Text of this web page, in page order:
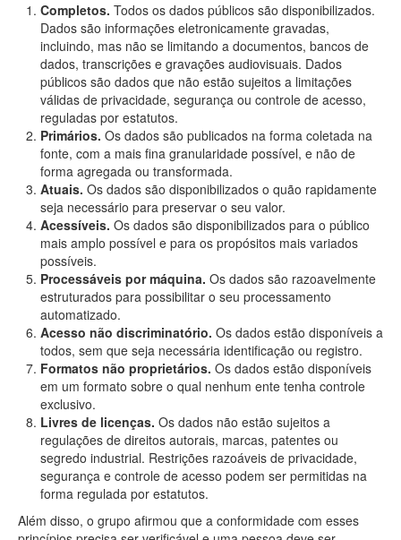
Completos. Todos os dados públicos são disponibilizados.
Dados são informações eletronicamente gravadas,
incluindo, mas não se limitando a documentos, bancos de
dados, transcrições e gravações audiovisuais. Dados
públicos são dados que não estão sujeitos a limitações
válidas de privacidade, segurança ou controle de acesso,
reguladas por estatutos.
Primários. Os dados são publicados na forma coletada na
fonte, com a mais fina granularidade possível, e não de
forma agregada ou transformada.
Atuais. Os dados são disponibilizados o quão rapidamente
seja necessário para preservar o seu valor.
Acessíveis. Os dados são disponibilizados para o público
mais amplo possível e para os propósitos mais variados
possíveis.
Processáveis por máquina. Os dados são razoavelmente
estruturados para possibilitar o seu processamento
automatizado.
Acesso não discriminatório. Os dados estão disponíveis a
todos, sem que seja necessária identificação ou registro.
Formatos não proprietários. Os dados estão disponíveis
em um formato sobre o qual nenhum ente tenha controle
exclusivo.
Livres de licenças. Os dados não estão sujeitos a
regulações de direitos autorais, marcas, patentes ou
segredo industrial. Restrições razoáveis de privacidade,
segurança e controle de acesso podem ser permitidas na
forma regulada por estatutos.
Além disso, o grupo afirmou que a conformidade com esses